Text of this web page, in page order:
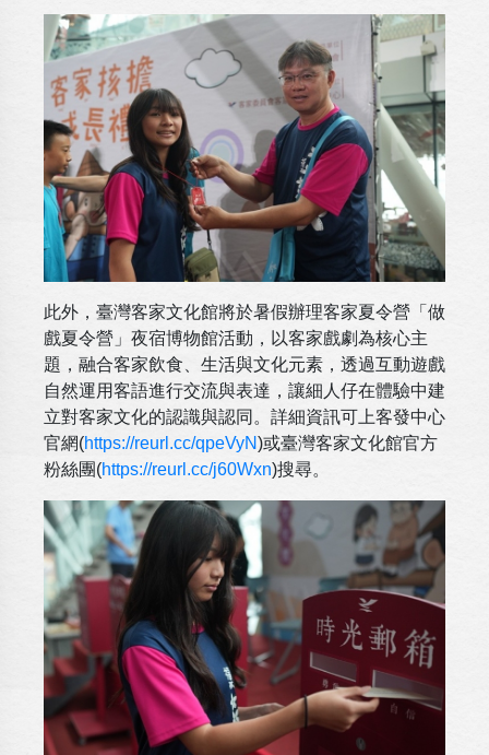
此外，臺灣客家文化館將於暑假辦理客家夏令營「做
戲夏令營」夜宿博物館活動，以客家戲劇為核心主
題，融合客家飲食、生活與文化元素，透過互動遊戲
自然運用客語進行交流與表達，讓細人仔在體驗中建
立對客家文化的認識與認同。詳細資訊可上客發中心
官網(https://reurl.cc/qpeVyN)或臺灣客家文化館官方
粉絲團(https://reurl.cc/j60Wxn)搜尋。